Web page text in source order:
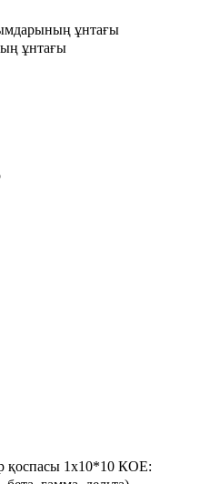
ұнтағы
ұнтағы
қоспасы 1х10*10 КОЕ: